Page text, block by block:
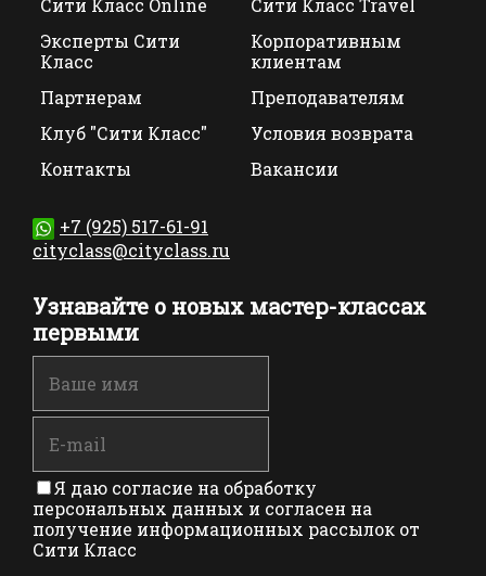
Сити Класс Online
Сити Класс Travel
Эксперты Сити
Класс
Корпоративным
клиентам
Партнерам
Преподавателям
Клуб "Сити Класс"
Условия возврата
Контакты
Вакансии
+7 (925) 517-61-91
cityclass@cityclass.ru
Узнавайте о новых мастер-классах
первыми
Я даю согласие на обработку
персональных данных и согласен на
получение информационных рассылок от
Сити Класс